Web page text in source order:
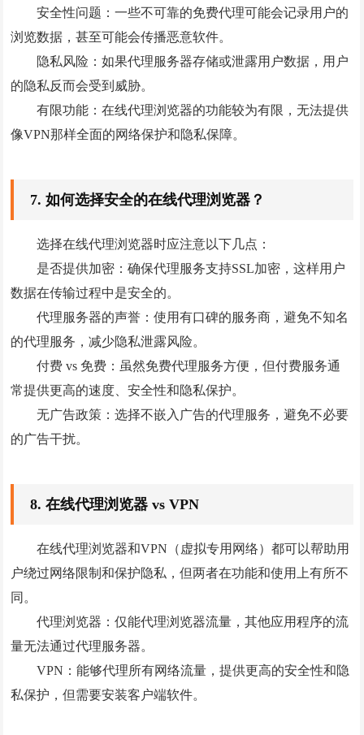
安全性问题：一些不可靠的免费代理可能会记录用户的
浏览数据，甚至可能会传播恶意软件。
隐私风险：如果代理服务器存储或泄露用户数据，用户
的隐私反而会受到威胁。
有限功能：在线代理浏览器的功能较为有限，无法提供
像VPN那样全面的网络保护和隐私保障。
7. 如何选择安全的在线代理浏览器？
选择在线代理浏览器时应注意以下几点：
是否提供加密：确保代理服务支持SSL加密，这样用户
数据在传输过程中是安全的。
代理服务器的声誉：使用有口碑的服务商，避免不知名
的代理服务，减少隐私泄露风险。
付费 vs 免费：虽然免费代理服务方便，但付费服务通
常提供更高的速度、安全性和隐私保护。
无广告政策：选择不嵌入广告的代理服务，避免不必要
的广告干扰。
8. 在线代理浏览器 vs VPN
在线代理浏览器和VPN（虚拟专用网络）都可以帮助用
户绕过网络限制和保护隐私，但两者在功能和使用上有所不
同。
代理浏览器：仅能代理浏览器流量，其他应用程序的流
量无法通过代理服务器。
VPN：能够代理所有网络流量，提供更高的安全性和隐
私保护，但需要安装客户端软件。